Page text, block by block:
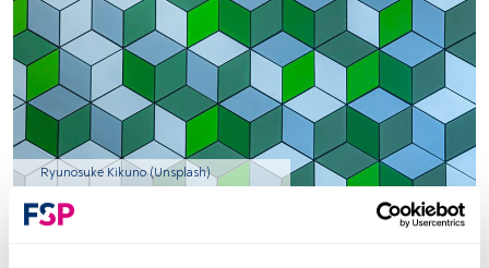
Ryunosuke Kikuno (Unsplash)